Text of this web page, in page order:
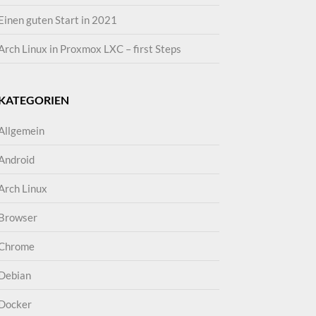
guten Start in 2021
Linux in Proxmox LXC – first Steps
Linux